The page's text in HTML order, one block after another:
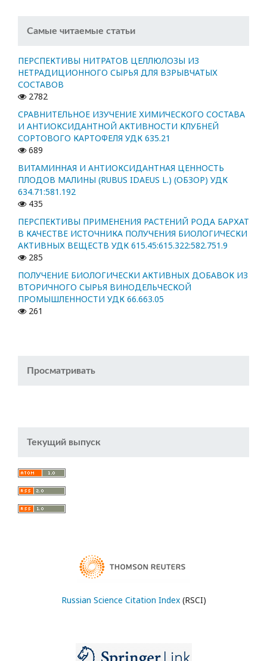
Самые читаемые статьи
ПЕРСПЕКТИВЫ НИТРАТОВ ЦЕЛЛЮЛОЗЫ ИЗ
НЕТРАДИЦИОННОГО СЫРЬЯ ДЛЯ ВЗРЫВЧАТЫХ
СОСТАВОВ
2782
СРАВНИТЕЛЬНОЕ ИЗУЧЕНИЕ ХИМИЧЕСКОГО СОСТАВА
И АНТИОКСИДАНТНОЙ АКТИВНОСТИ КЛУБНЕЙ
СОРТОВОГО КАРТОФЕЛЯ УДК 635.21
689
ВИТАМИННАЯ И АНТИОКСИДАНТНАЯ ЦЕННОСТЬ
ПЛОДОВ МАЛИНЫ (RUBUS IDAEUS L.) (ОБЗОР) УДК
634.71:581.192
435
ПЕРСПЕКТИВЫ ПРИМЕНЕНИЯ РАСТЕНИЙ РОДА БАРХАТ
В КАЧЕСТВЕ ИСТОЧНИКА ПОЛУЧЕНИЯ БИОЛОГИЧЕСКИ
АКТИВНЫХ ВЕЩЕСТВ УДК 615.45:615.322:582.751.9
285
ПОЛУЧЕНИЕ БИОЛОГИЧЕСКИ АКТИВНЫХ ДОБАВОК ИЗ
ВТОРИЧНОГО СЫРЬЯ ВИНОДЕЛЬЧЕСКОЙ
ПРОМЫШЛЕННОСТИ УДК 66.663.05
261
Просматривать
Текущий выпуск
Russian Science Citation Index(RSCI)